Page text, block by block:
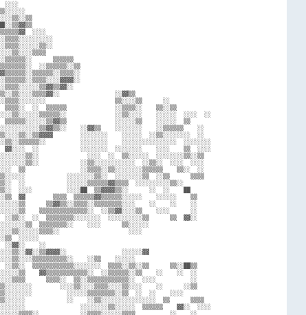
░░░░
▒▒░░░░░░
░░░░▒▒░░▒▒
██░░▒▒▓▓▒▒
░░░░  ▒▒▒▒▒▒▓▓  ░░░░
░░░░░░░░▒▒▒▒░░░░░░░░░░
░░░░░░░░▒▒▒▒░░░░░░▒▒░░
░░▒▒▒▒░░░░▒▒░░░░▒▒▒▒
░░▒▒░░      ░░░░▒▒▒▒▒▒░░      ▒▒▒▒▒▒
░░░░▒▒░░░░    ▒▒▒▒▒▒▒▒░░  ░░▒▒▒▒▒▒░░▒▒
░░░░░░░░▒▒▒▒  ▓▓▒▒▒▒▒▒░░▒▒▒▒▒▒░░▒▒▒▒░░
▒▒▒▒▒▒░░░░▒▒░░░░▒▒▒▒▒▒░░▒▒▒▒░░░░▓▓▓▓░░
▒▒▒▒▒▒▒▒░░░░░░▒▒▒▒░░░░░░▒▒▓▓▒▒▓▓░░
▒▒▒▒▒▒▓▓▒▒░░▒▒░░░░▒▒▒▒▓▓░░                ░░▓▓▒▒
▒▒░░░░▒▒      ░░
░░  ▒▒▒▒░░  ░░  ▒▒▒▒▒▒              ░░▒▒▒▒░░    ▒▒░░▒▒
░░▒▒░░░░    ░░░░░░  ░░░░  ░░
▒▒▒▒▒▒░░░░░░▒▒▓▓▒▒              ░░░░░░▒▒    ░░░░░░  ▒▒
░░▓▓▒▒    ░░░░░░░░    ░░▒▒▒▒▒▒    ░░
░░░░░░░░    ░░░░░░  ░░▒▒░░░░░░░░  ░░
░░░░░░░░    ░░░░░░░░░░░░░░░░  ░░░░░░░░
░░            ░░░░░░░░  ░░░░░░░░    ░░░░    ▒▒  ░░░░
░░░░  ░░  ▒▒░░░░░░  ░░░░░░░░▒▒░░▒▒
░░▒▒░░░░░░░░░░░░  ░░▒▒░░  ░░░░  ░░░░
▒▒                ░░▒▒▒▒░░▒▒░░░░░░░░▒▒▒▒▒▒    ▒▒░░  ░░
░░░░░░░░▒▒░░  ░░░░░░░░▒▒  ░░▒▒      ▒▒▒▒
▒▒░░  ░░            ░░░░░░▒▒▒▒▒▒▓▓▒▒▒▒  ░░░░░░░░░░▒▒░░
▒▒░░  ░░░░          ░░░░██  ▒▒▓▓▓▓▒▒░░      ░░  ░░    ██
▓▓        ▒▒▒▒  ▒▒▒▒▒▒▓▓▒▒▒▒▒▒░░░░░░    ░░░░░░    ▒▒
▒▒▓▓▒▒░░▒▒▒▒░░▒▒▒▒▒▒▒▒░░░░    ░░    ░░    ░░
▒▒▒▒▒▒▒▒▒▒▒▒▒▒░░  ░░▒▒▓▓░░░░▒▒    ░░░░      ░░
░░▒▒░░  ░░  ▒▒▒▒▒▒▒▒░░░░░░░░  ░░░░░░░░░░▒▒      ▒▒  ▓▓░░
▒▒▒▒▒▒▒▒░░    ░░░░      ▒▒░░░░░░
░░░░
░░▒▒░░▒▒  ░░░░░░
▒▒▒▒▒▒  ░░▓▓░░    ░░
▒▒▒▒░░░░░░▒▒░░▓▓░░▒▒▓▓▓▓░░                ░░░░░░▓▓
░░▒▒    ░░░░░░
░░▒▒░░  ▒▒▒▒▒▒▒▒▒▒▒▒░░░░░░░░  ▒▒▒▒░░▒▒░░▒▒      ▒▒░░██▒▒
▓▓▒▒▒▒▒▒▒▒▒▒▒▒░░  ░░▒▒▒▒▒▒░░▒▒    ░░    ░░  ░░
▒▒▒▒░░  ▒▒░░▒▒▒▒▒▒▒▒▒▒▒▒░░  ░░░░          ░░
░░░░▒▒░░░░▒▒▒▒░░░░▒▒░░░░    ░░      ░░▒▒
▒▒░░░░░░░░          ░░░░░░▒▒▒▒▒▒▒▒░░▒▒  ░░  ░░    ░░░░
░░    ░░▒▒░░░░░░░░░░░░░░░░  ▒▒      ▒▒▒▒
░░░░░░░░▒▒░░░░░░  ▒▒▒▒▒▒    ▓▓░░  ░░░░